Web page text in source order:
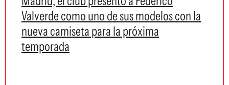
Valverde como uno de sus modelos con la
nueva camiseta para la próxima
temporada